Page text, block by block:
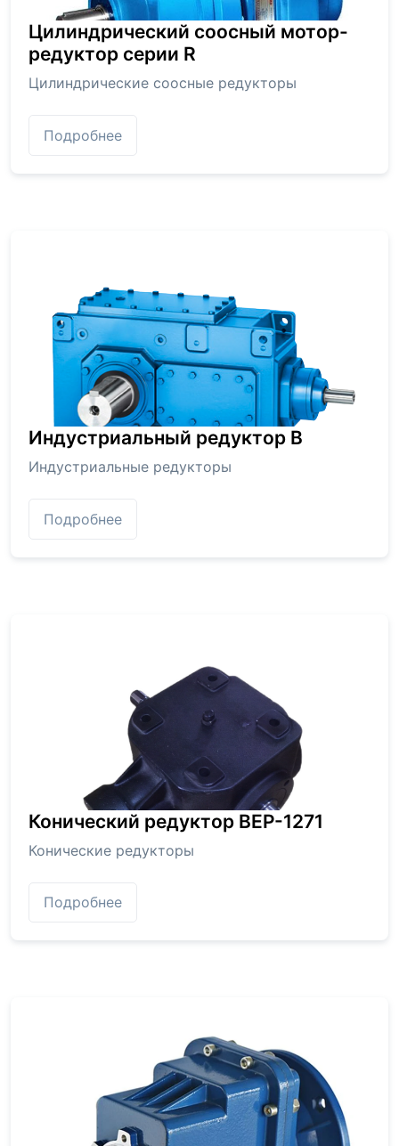
Цилиндрический соосный мотор-
редуктор серии R
Цилиндрические соосные редукторы
Подробнее
Индустриальный редуктор В
Индустриальные редукторы
Подробнее
Конический редуктор BEP-1271
Конические редукторы
Подробнее